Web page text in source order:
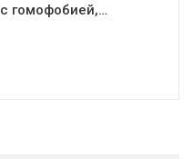
с гомофобией,…